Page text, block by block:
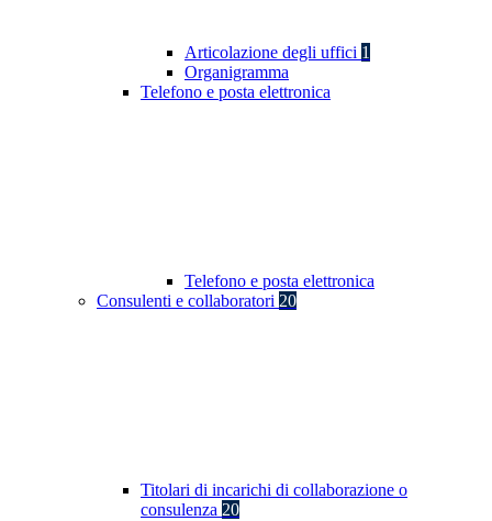
Articolazione degli uffici 1
Organigramma
Telefono e posta elettronica
Telefono e posta elettronica
Consulenti e collaboratori 20
Titolari di incarichi di collaborazione o
consulenza 20